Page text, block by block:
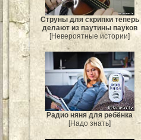
Струны для скрипки теперь
делают из паутины пауков
[Невероятные истории]
Радио няня для ребёнка
[Надо знать]